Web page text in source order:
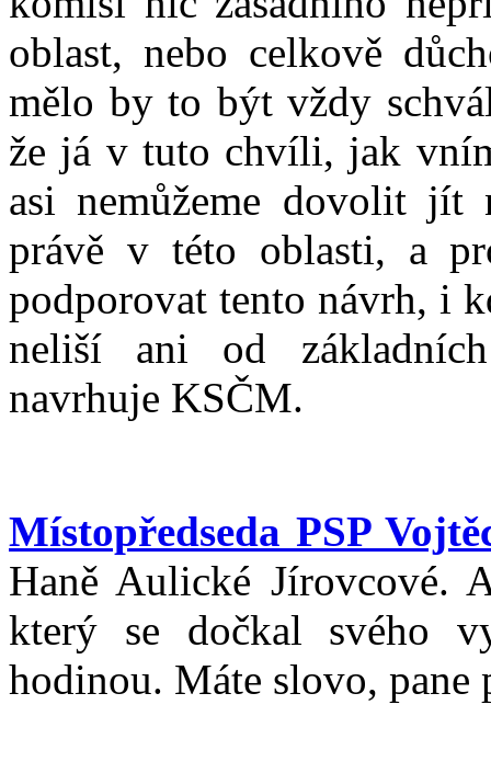
oblast, nebo celkově
mělo by to být vždy
že já v tuto chvíli, jak
asi nemůžeme dovolit jít
právě v této oblasti, a
podporovat tento návrh, i
neliší ani od
navrhuje KSČM.
Místopředseda PSP
Haně Aulické Jírovcové.
který se dočkal svého
hodinou. Máte slovo, pane